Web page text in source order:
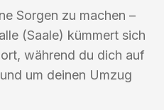
Sorgen zu machen –
(Saale) kümmert sich
während du dich auf
um deinen Umzug